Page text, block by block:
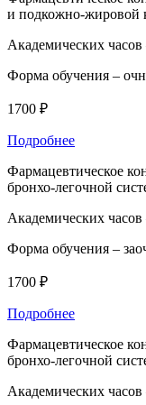
и подкожно-жировой
Академических часов
Форма обучения –
1700 ₽
Подробнее
Фармацевтическое
бронхо-легочной
Академических часов
Форма обучения –
1700 ₽
Подробнее
Фармацевтическое
бронхо-легочной
Академических часов